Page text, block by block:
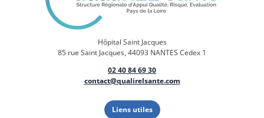
Hôpital Saint Jacques
85 rue Saint Jacques, 44093 NANTES Cedex 1
02 40 84 69 30
contact@qualirelsante.com
Liens utiles